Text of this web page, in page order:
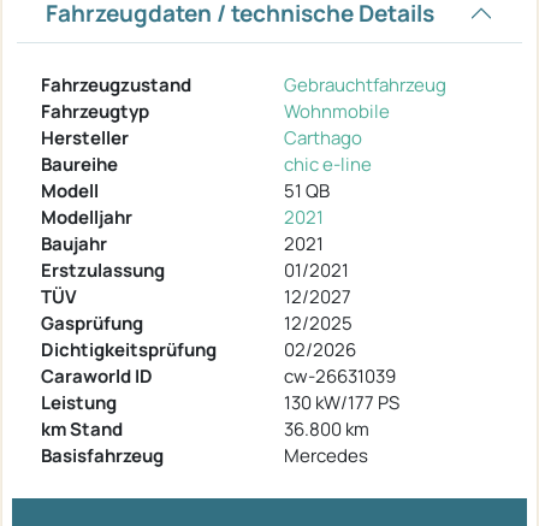
Fahrzeugdaten / technische Details
Fahrzeugzustand
Gebrauchtfahrzeug
Fahrzeugtyp
Wohnmobile
Hersteller
Carthago
Baureihe
chic e-line
Modell
51 QB
Modelljahr
2021
Baujahr
2021
Erstzulassung
01/2021
TÜV
12/2027
Gasprüfung
12/2025
Dichtigkeitsprüfung
02/2026
Caraworld ID
cw-26631039
Leistung
130 kW/177 PS
km Stand
36.800 km
Basisfahrzeug
Mercedes